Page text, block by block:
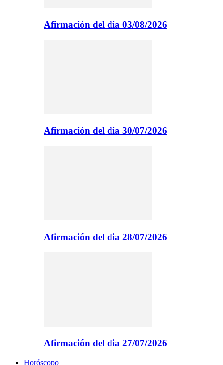
Afirmación del dia 03/08/2026
Afirmación del dia 30/07/2026
Afirmación del dia 28/07/2026
Afirmación del dia 27/07/2026
Horóscopo